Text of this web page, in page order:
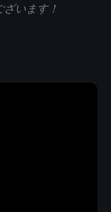
います！